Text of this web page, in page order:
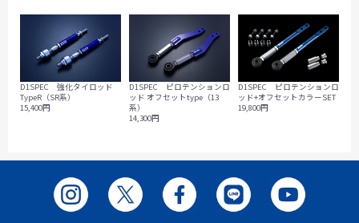
D1SPEC 強化タイロッド
TypeR（SR系）
15,400円
D1SPEC ピロテンションロ
ッド オフセットtype（13
系）
14,300円
D1SPEC ピロテンションロ
ッド+オフセットカラーSET
19,800円